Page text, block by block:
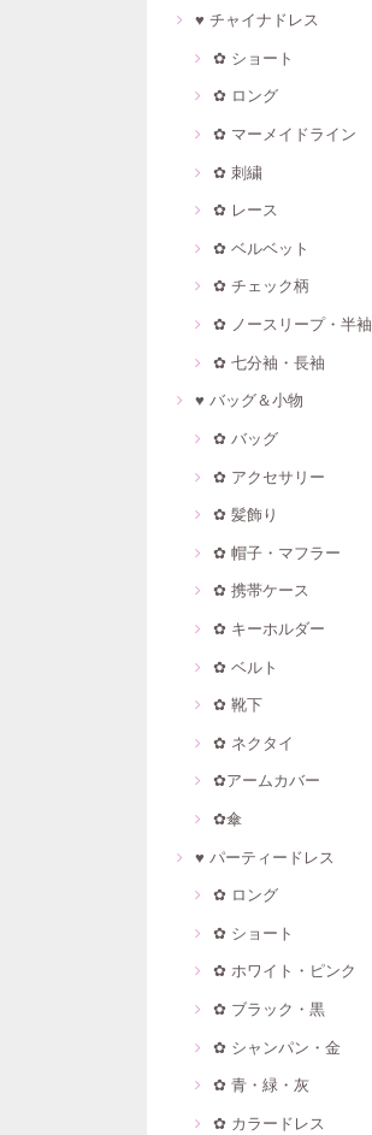
♥ チャイナドレス
✿ ショート
✿ ロング
✿ マーメイドライン
✿ 刺繍
✿ レース
✿ ベルベット
✿ チェック柄
✿ ノースリープ・半袖
✿ 七分袖・長袖
♥ バッグ＆小物
✿ バッグ
✿ アクセサリー
✿ 髪飾り
✿ 帽子・マフラー
✿ 携帯ケース
✿ キーホルダー
✿ ベルト
✿ 靴下
✿ ネクタイ
✿アームカバー
✿傘
♥ パーティードレス
✿ ロング
✿ ショート
✿ ホワイト・ピンク
✿ ブラック・黒
✿ シャンパン・金
✿ 青・緑・灰
✿ カラードレス